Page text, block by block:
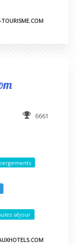
TOURISME.COM
6661
séjour